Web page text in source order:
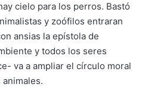
cielo para los perros. Bastó
y zoófilos entraran
ansias la epístola de
y todos los seres
va a ampliar el círculo moral